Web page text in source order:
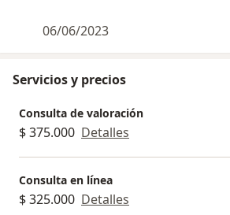
06/06/2023
Servicios y precios
Consulta de valoración
$ 375.000 Detalles
Consulta en línea
$ 325.000 Detalles